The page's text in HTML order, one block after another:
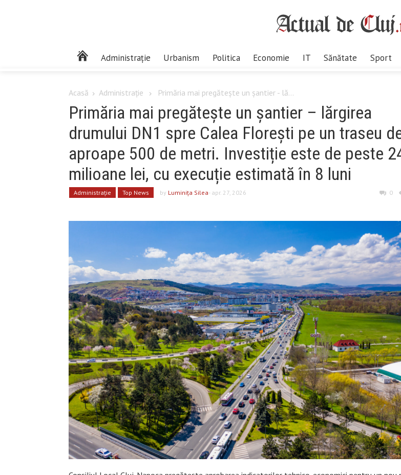
Administrație Urbanism Politica Economie IT Sănătate Sport
Acasă Administrație Primăria mai pregătește un șantier - lă...
Primăria mai pregătește un șantier – lărgirea
drumului DN1 spre Calea Florești pe un traseu
aproape 500 de metri. Investiție este de peste
milioane lei, cu execuție estimată în 8 luni
Administrație Top News by Luminiţa Silea- apr. 27, 2026 0